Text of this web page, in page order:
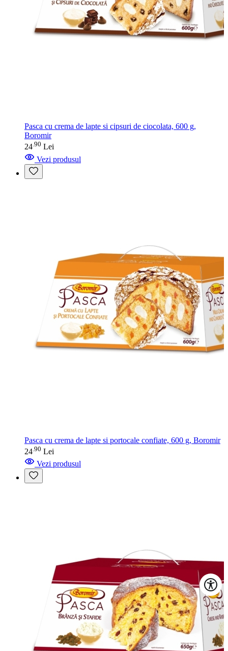
Pasca cu crema de lapte si cipsuri de ciocolata, 600 g,
Boromir
24 90 Lei
Vezi produsul
Pasca cu crema de lapte si portocale confiate, 600 g, Boromir
24 90 Lei
Vezi produsul